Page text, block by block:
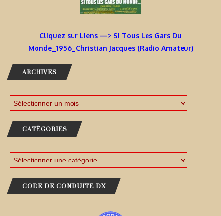
Cliquez sur Liens —> Si Tous Les Gars Du
Monde_1956_Christian Jacques (Radio Amateur)
ARCHIVES
CATÉGORIES
CODE DE CONDUITE DX